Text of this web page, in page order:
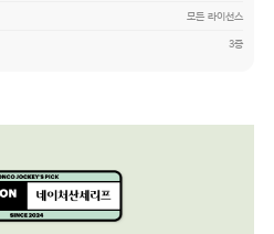
모든 라이선스
3종